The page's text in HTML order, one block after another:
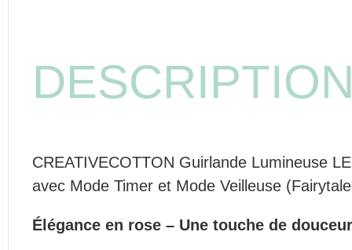
CREATIVECOTTON Guirlande Lumineuse
avec Mode Timer et Mode Veilleuse
Élégance en rose – Une touche de